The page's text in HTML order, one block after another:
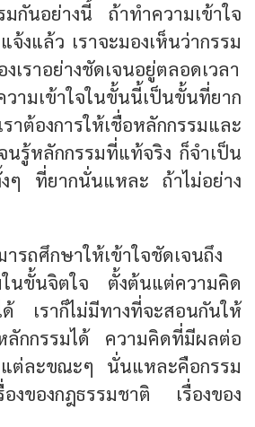
มกันอย่างนี้ ถ้าทำความเข้าใจ
จ้งแล้ว เราจะมองเห็นว่ากรรม
เราอย่างชัดเจนอยู่ตลอดเวลา
เข้าใจในขั้นนี้เป็นขั้นที่ยาก
าต้องการให้เชื่อหลักกรรมและ
นรู้หลักกรรมที่แท้จริง ก็จำเป็น
งๆ ที่ยากนั่นแหละ ถ้าไม่อย่าง
ารถศึกษาให้เข้าใจชัดเจนถึง
ในขั้นจิตใจ ตั้งต้นแต่ความคิด
ด้ เราก็ไม่มีทางที่จะสอนกันให้
หลักกรรมได้ ความคิดที่มีผลต่อ
ต่ละขณะๆ นั่นแหละคือกรรม
งของกฎธรรมชาติ เรื่องของ